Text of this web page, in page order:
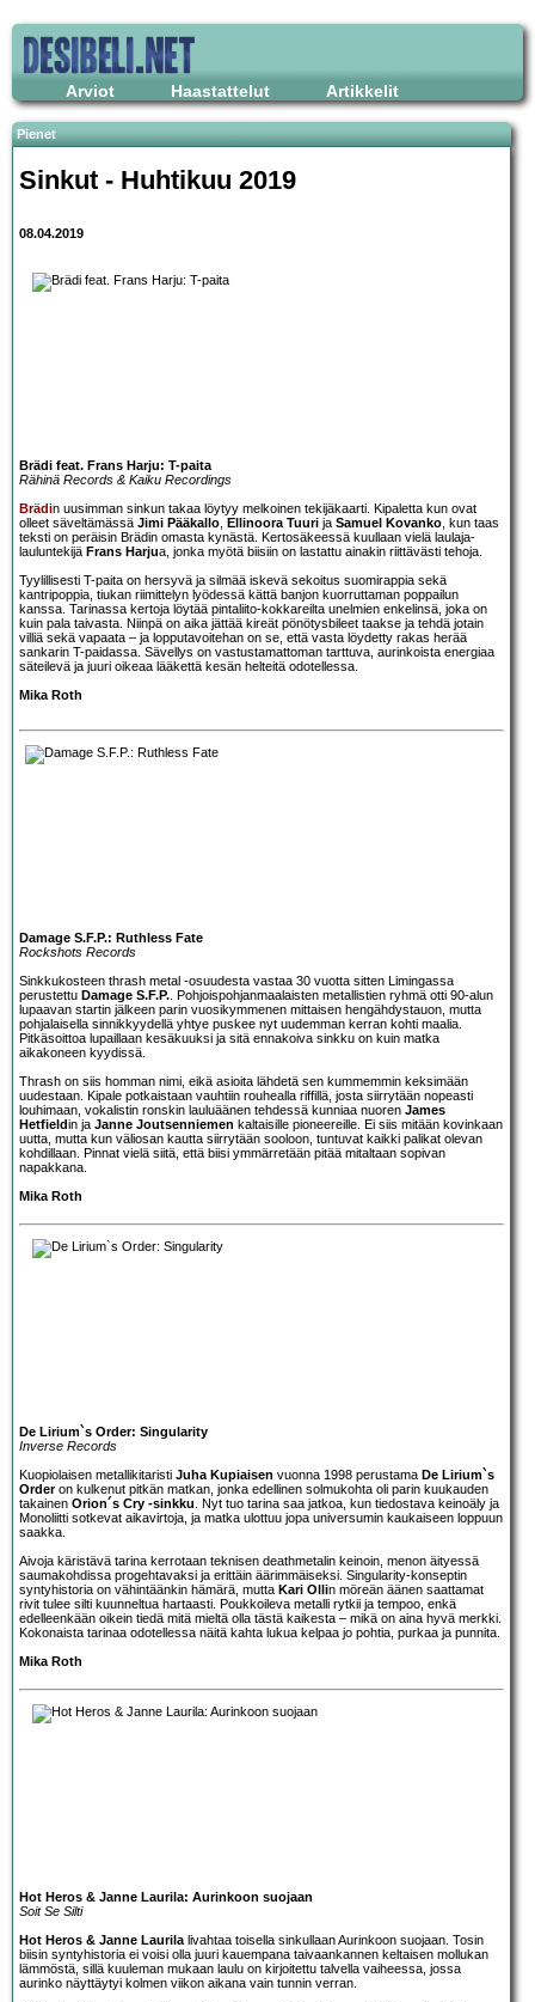
Arviot Haastattelut Artikkelit
Pienet
Sinkut - Huhtikuu 2019
08.04.2019
Brädi feat. Frans Harju: T-paita
Rähinä Records & Kaiku Recordings
Brädin uusimman sinkun takaa löytyy melkoinen tekijäkaarti. Kipaletta kun ovat
olleet säveltämässä Jimi Pääkallo, Ellinoora Tuuri ja Samuel Kovanko, kun taas
teksti on peräisin Brädin omasta kynästä. Kertosäkeessä kuullaan vielä laulaja-
lauluntekijä Frans Harjua, jonka myötä biisiin on lastattu ainakin riittävästi tehoja.
Tyylillisesti T-paita on hersyvä ja silmää iskevä sekoitus suomirappia sekä
kantripoppia, tiukan riimittelyn lyödessä kättä banjon kuorruttaman poppailun
kanssa. Tarinassa kertoja löytää pintaliito-kokkareilta unelmien enkelinsä, joka on
kuin pala taivasta. Niinpä on aika jättää kireät pönötysbileet taakse ja tehdä jotain
villiä sekä vapaata – ja lopputavoitehan on se, että vasta löydetty rakas herää
sankarin T-paidassa. Sävellys on vastustamattoman tarttuva, aurinkoista energiaa
säteilevä ja juuri oikeaa lääkettä kesän helteitä odotellessa.
Mika Roth
Damage S.F.P.: Ruthless Fate
Rockshots Records
Sinkkukosteen thrash metal -osuudesta vastaa 30 vuotta sitten Limingassa
perustettu Damage S.F.P. . Pohjoispohjanmaalaisten metallistien ryhmä otti 90-alun
lupaavan startin jälkeen parin vuosikymmenen mittaisen hengähdystauon, mutta
pohjalaisella sinnikkyydellä yhtye puskee nyt uudemman kerran kohti maalia.
Pitkäsoittoa lupaillaan kesäkuuksi ja sitä ennakoiva sinkku on kuin matka
aikakoneen kyydissä.
Thrash on siis homman nimi, eikä asioita lähdetä sen kummemmin keksimään
uudestaan. Kipale potkaistaan vauhtiin rouhealla riffillä, josta siirrytään nopeasti
louhimaan, vokalistin ronskin lauluäänen tehdessä kunniaa nuoren James
Hetfieldin ja Janne Joutsenniemen kaltaisille pioneereille. Ei siis mitään kovinkaan
uutta, mutta kun väliosan kautta siirrytään sooloon, tuntuvat kaikki palikat olevan
kohdillaan. Pinnat vielä siitä, että biisi ymmärretään pitää mitaltaan sopivan
napakkana.
Mika Roth
De Lirium`s Order: Singularity
Inverse Records
Kuopiolaisen metallikitaristi Juha Kupiaisen vuonna 1998 perustama De Lirium`s
Orderon kulkenut pitkän matkan, jonka edellinen solmukohta oli parin kuukauden
takainen Orion´s Cry -sinkku . Nyt tuo tarina saa jatkoa, kun tiedostava keinoäly ja
Monoliitti sotkevat aikavirtoja, ja matka ulottuu jopa universumin kaukaiseen loppuun
saakka.
Aivoja käristävä tarina kerrotaan teknisen deathmetalin keinoin, menon äityessä
saumakohdissa progehtavaksi ja erittäin äärimmäiseksi. Singularity-konseptin
syntyhistoria on vähintäänkin hämärä, mutta Kari Ollin möreän äänen saattamat
rivit tulee silti kuunneltua hartaasti. Poukkoileva metalli rytkii ja tempoo, enkä
edelleenkään oikein tiedä mitä mieltä olla tästä kaikesta – mikä on aina hyvä merkki.
Kokonaista tarinaa odotellessa näitä kahta lukua kelpaa jo pohtia, purkaa ja punnita.
Mika Roth
Hot Heros & Janne Laurila: Aurinkoon suojaan
Soit Se Silti
Hot Heros & Janne Laurila livahtaa toisella sinkullaan Aurinkoon suojaan. Tosin
biisin syntyhistoria ei voisi olla juuri kauempana taivaankannen keltaisen mollukan
lämmöstä, sillä kuuleman mukaan laulu on kirjoitettu talvella vaiheessa, jossa
aurinko näyttäytyi kolmen viikon aikana vain tunnin verran.